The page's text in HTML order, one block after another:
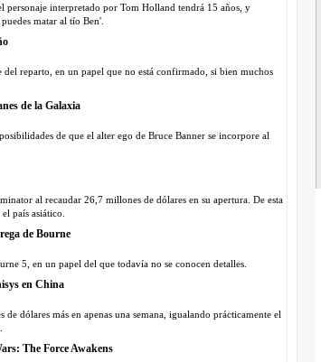
personaje interpretado por Tom Holland tendrá 15 años, y
matar al tío Ben'.
reparto, en un papel que no está confirmado, si bien muchos
de la Galaxia
de que el alter ego de Bruce Banner se incorpore al
al recaudar 26,7 millones de dólares en su apertura. De esta
país asiático.
de Bourne
5, en un papel del que todavía no se conocen detalles.
en China
dólares más en apenas una semana, igualando prácticamente el
The Force Awakens